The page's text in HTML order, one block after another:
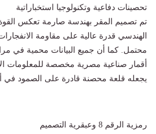
تحصينات دفاعية وتكنولوجيا استخباراتية
تم تصميم المقر بهندسة صارمة تعكس
الهندسي قدرة عالية على مقاومة
محتمل. كما أن جميع البيانات محمية في
أقمار صناعية مصرية مخصصة للمعلومات
يجعله قلعة محصنة قادرة على الصمود في
رمزية الرقم 8 وعبقرية التصميم